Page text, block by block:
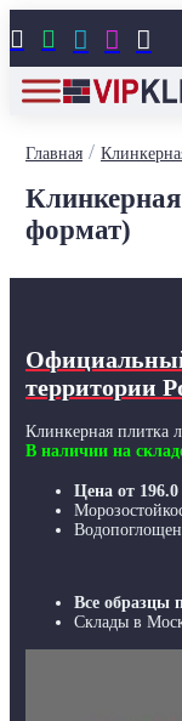
    
Главная/
формат)
территории
Клинкерная плитка
В наличии на
Цена от 196.0
Все образцы
Склады в